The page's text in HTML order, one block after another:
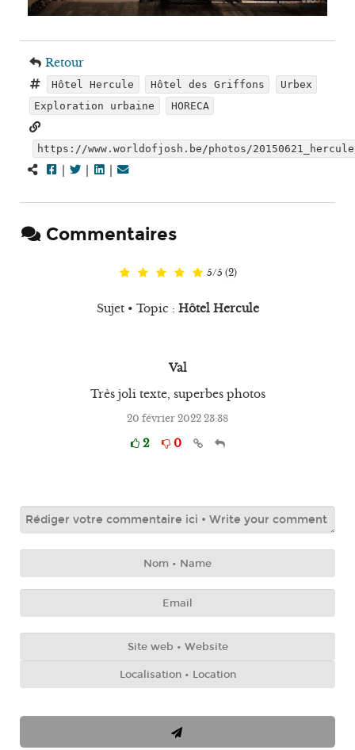
Retour
Hôtel Hercule Hôtel des Griffons
Urbex
Exploration urbaine
HORECA
https://www.worldofjosh.be/photos/
| | |
Commentaires
5/5 (2)
Sujet • Topic : Hôtel Hercule
Val
Très joli texte, superbes photos
20 février 2022 23:38
2 0